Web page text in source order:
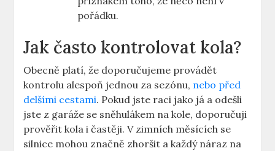
pořádku.
Jak často kontrolovat kola?
Obecně platí, že doporučujeme provádět
kontrolu alespoň jednou za sezónu, nebo před
delšími cestami. Pokud jste raci jako já a odešli
jste z garáže se sněhulákem na kole, doporučuji
prověřit kola i častěji. V zimních měsících se
silnice mohou značně zhoršit a každý náraz na